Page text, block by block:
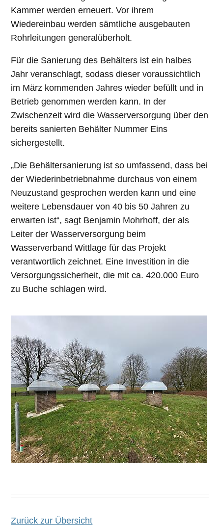
Kammer werden erneuert. Vor ihrem
Wiedereinbau werden sämtliche ausgebauten
Rohrleitungen generalüberholt.
Für die Sanierung des Behälters ist ein halbes
Jahr veranschlagt, sodass dieser voraussichtlich
im März kommenden Jahres wieder befüllt und in
Betrieb genommen werden kann. In der
Zwischenzeit wird die Wasserversorgung über den
bereits sanierten Behälter Nummer Eins
sichergestellt.
„Die Behältersanierung ist so umfassend, dass bei
der Wiederinbetriebnahme durchaus von einem
Neuzustand gesprochen werden kann und eine
weitere Lebensdauer von 40 bis 50 Jahren zu
erwarten ist“, sagt Benjamin Mohrhoff, der als
Leiter der Wasserversorgung beim
Wasserverband Wittlage für das Projekt
verantwortlich zeichnet. Eine Investition in die
Versorgungssicherheit, die mit ca. 420.000 Euro
zu Buche schlagen wird.
Zurück zur Übersicht